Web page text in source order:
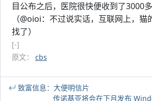
目公布之后，医院很快便收到了3000
（@oioi：不过说实话，互联网上，
找了）
[-]
原文： cbs
致富信息：大便明信片
传诺基亚将会在下月发布